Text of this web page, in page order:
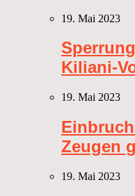
19. Mai 2023
Kiliani-
19. Mai 2023
Zeugen
19. Mai 2023